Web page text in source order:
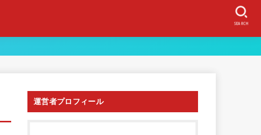
SEARCH
運営者プロフィール